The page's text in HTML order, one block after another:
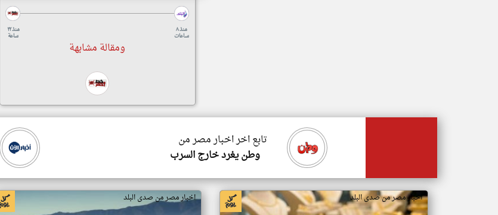
منذ ٢٢
ساعة
منذ ٨
ساعات
ومقالة مشابهة
تابع اخر اخبار مصر من
وطن يغرد خارج السرب
اخبار مصر من صدى البلد اخبار مصر من صدى البلد